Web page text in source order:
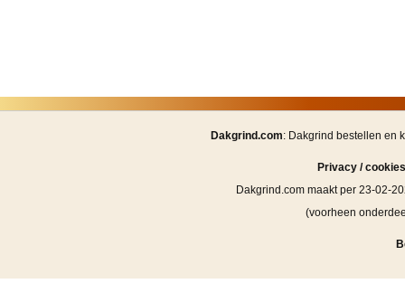
Dakgrind.com: Dakgrind bestellen en
Privacy / cookies
Dakgrind.com maakt per 23-02-
(voorheen